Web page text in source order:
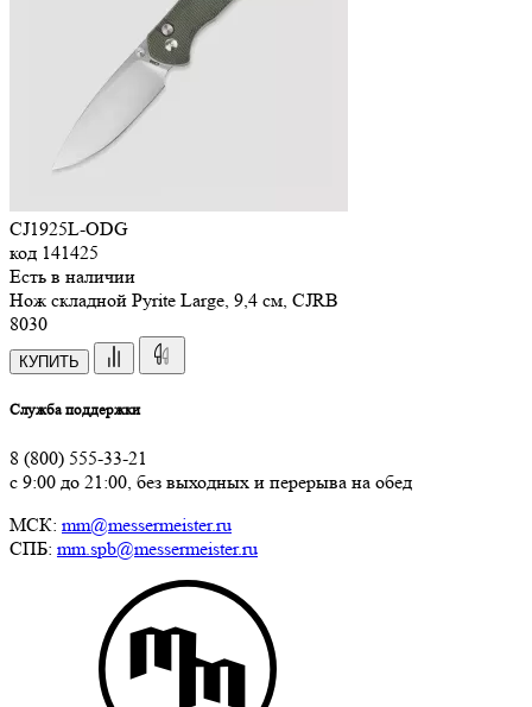
CJ1925L-ODG
код 141425
Есть в наличии
Нож складной Pyrite Large, 9,4 см, CJRB
8030
КУПИТЬ
Служба поддержки
8 (800) 555-33-21
с 9:00 до 21:00, без выходных и перерыва на обед
МСК: mm@messermeister.ru
СПБ: mm.spb@messermeister.ru